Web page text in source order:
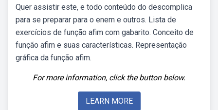
Quer assistir este, e todo conteúdo do descomplica
para se preparar para o enem e outros. Lista de
exercícios de função afim com gabarito. Conceito de
função afim e suas características. Representação
gráfica da função afim.
For more information, click the button below.
LEARN MORE